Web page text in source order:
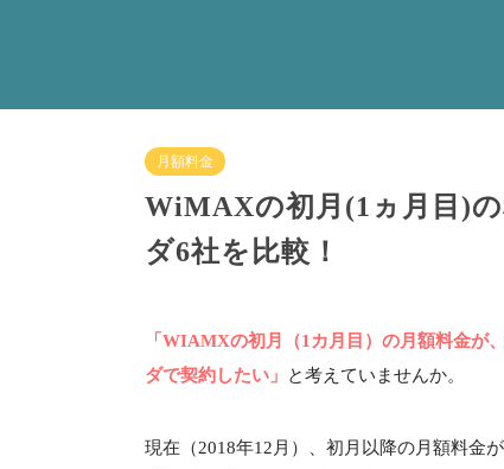
月額料金
WiMAXの初月(1ヵ月目)
ダ6社を比較！
「WIAMXの初月（1カ月目）の月額料金が
ダで契約したい」
と考えていませんか。
現在（2018年12 月）、初月以降の月額料金